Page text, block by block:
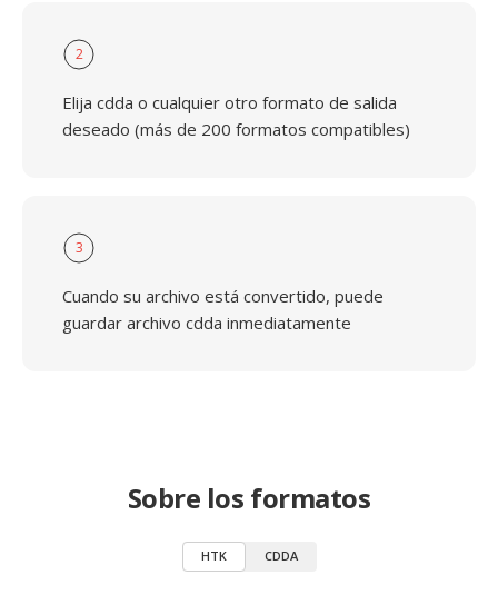
2
Elija cdda o cualquier otro formato de salida
deseado (más de 200 formatos compatibles)
3
Cuando su archivo está convertido, puede
guardar archivo cdda inmediatamente
Sobre los formatos
HTK CDDA